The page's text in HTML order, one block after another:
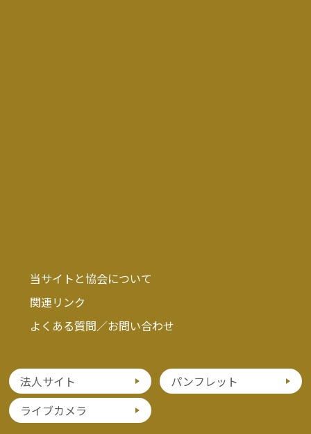
当サイトと協会について
関連リンク
よくある質問／お問い合わせ
法人サイト
パンフレット
ライブカメラ